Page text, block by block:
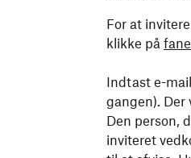
For at
klikke på
Indtast e-
gangen).
Den person,
inviteret